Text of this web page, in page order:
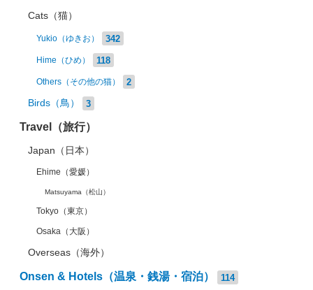
Cats（猫）
Yukio（ゆきお） 342
Hime（ひめ） 118
Others（その他の猫） 2
Birds（鳥） 3
Travel（旅行）
Japan（日本）
Ehime（愛媛）
Matsuyama（松山）
Tokyo（東京）
Osaka（大阪）
Overseas（海外）
Onsen & Hotels（温泉・銭湯・宿泊） 114